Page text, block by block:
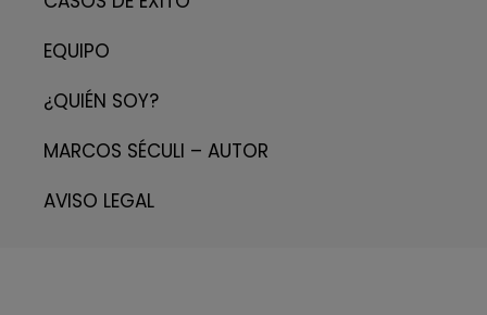
EQUIPO
¿QUIÉN SOY?
MARCOS SÉCULI – AUTOR
AVISO LEGAL